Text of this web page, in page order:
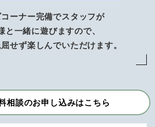
ーナー完備でスタッフが
と一緒に遊びますので、
せず楽しんでいただけます。
相談のお申し込みはこちら